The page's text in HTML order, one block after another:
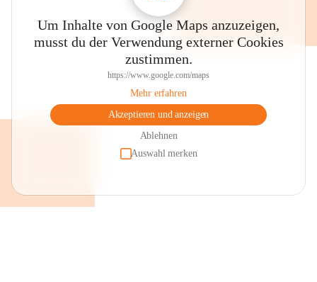
Um Inhalte von Google Maps anzuzeigen,
musst du der Verwendung externer Cookies
zustimmen.
https://www.google.com/maps
Mehr erfahren
Akzeptieren und anzeigen
Ablehnen
Auswahl merken